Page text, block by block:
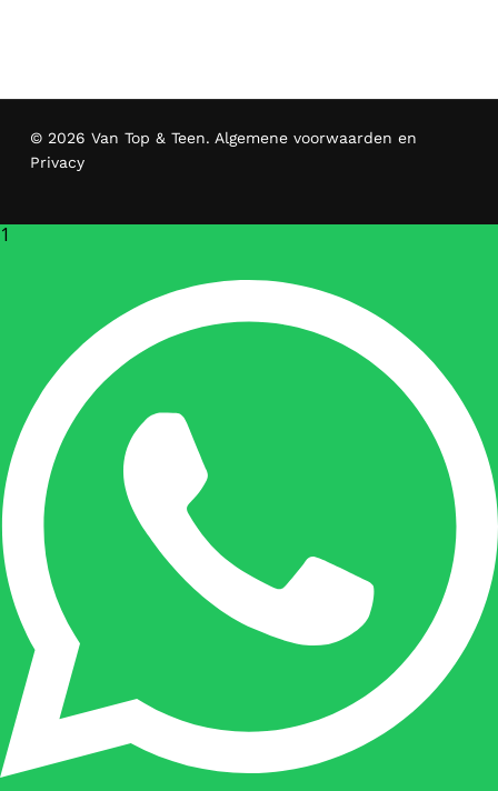
© 2026 Van Top & Teen. Algemene voorwaarden en
Privacy
1